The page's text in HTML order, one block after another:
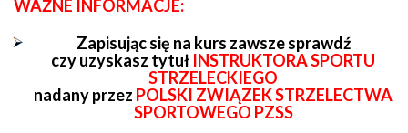
WAŻNE INFORMACJE:
Zapisując się na kurs zawsze sprawdź
czy uzyskasz tytuł INSTRUKTORA SPORTU
STRZELECKIEGO
nadany przez POLSKI ZWIĄZEK STRZELECTWA
SPORTOWEGO PZSS